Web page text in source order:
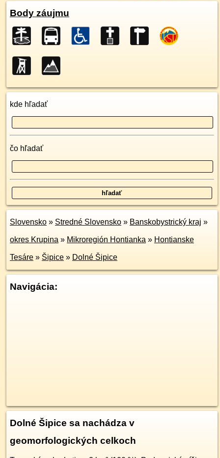
Body záujmu
kde hľadať
čo hľadať
Slovensko » Stredné Slovensko » Banskobystrický kraj »
okres Krupina » Mikroregión Hontianka » Hontianske
Tesáre » Šipice » Dolné Šipice
Navigácia:
Dolné Šipice sa nachádza v
geomorfologických celkoch